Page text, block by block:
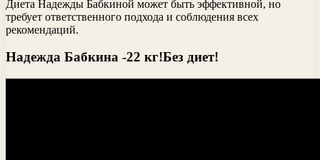
Диета Надежды Бабкиной может быть эффективной, но
требует ответственного подхода и соблюдения всех
рекомендаций.
Надежда Бабкина -22 кг!Без диет!